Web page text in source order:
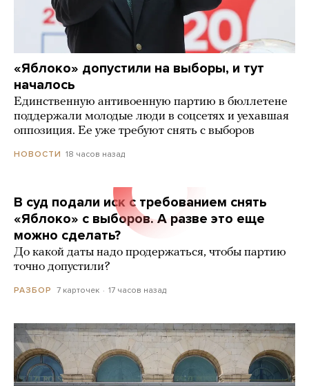
«Яблоко» допустили на выборы, и тут
началось
Единственную антивоенную партию в бюллетене
поддержали молодые люди в соцсетях и уехавшая
оппозиция. Ее уже требуют снять с выборов
НОВОСТИ 18 часов назад
В суд подали иск с требованием снять
«Яблоко» с выборов. А разве это еще
можно сделать?
До какой даты надо продержаться, чтобы партию
точно допустили?
РАЗБОР 7 карточек 17 часов назад